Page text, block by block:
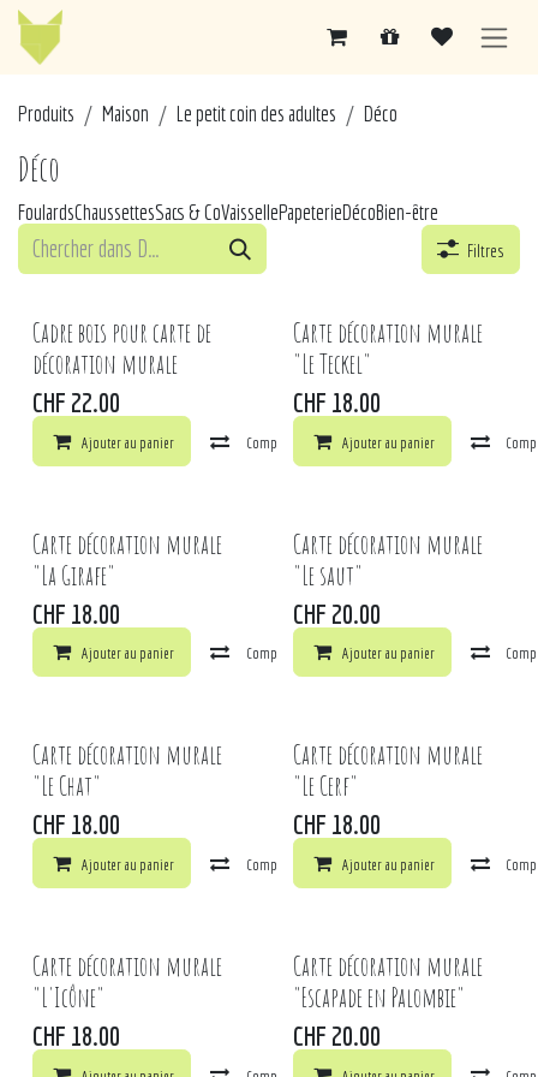
Se rendre au contenu
Prod​​uits Maison Le petit coin des adultes Déco
Déco
FoulardsChaussettesSacs & CoVaissellePapeterieDécoBien-être
Filtres
Cadre bois pour carte de
décoration murale
CHF 22.00
Ajouter au panier Comparer Ajouter à la liste de souhaits
Carte décoration murale
"Le Teckel"
CHF 18.00
Ajouter au panier
Carte décoration murale
"La Girafe"
CHF 18.00
Ajouter au panier Comparer Ajouter à la liste de souhaits
Carte décoration murale
"Le saut"
CHF 20.00
Ajouter au panier
Carte décoration murale
"Le Chat"
CHF 18.00
Ajouter au panier Comparer Ajouter à la liste de souhaits
Carte décoration murale
"Le Cerf"
CHF 18.00
Ajouter au panier
Carte décoration murale
"L'Icône"
CHF 18.00
Carte décoration murale
"Escapade en Palombie"
CHF 20.00